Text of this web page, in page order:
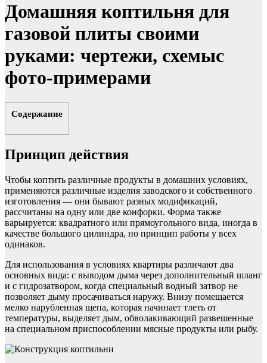
Домашняя коптильня для
газовой плиты своими
руками: чертежи, схемыс
фото-примерами
Содержание
Принцип действия
Чтобы коптить различные продукты в домашних условиях,
применяются различные изделия заводского и собственного
изготовления — они бывают разных модификаций,
рассчитаны на одну или две конфорки. Форма также
варьируется: квадратного или прямоугольного вида, иногда в
качестве большого цилиндра, но принцип работы у всех
одинаков.
Для использования в условиях квартиры различают два
основных вида: с выводом дыма через дополнительный шланг
и с гидрозатвором, когда специальный водный затвор не
позволяет дыму просачиваться наружу. Внизу помещается
мелко нарубленная щепа, которая начинает тлеть от
температуры, выделяет дым, обволакивающий развешенные
на специальном приспособлении мясные продукты или рыбу.